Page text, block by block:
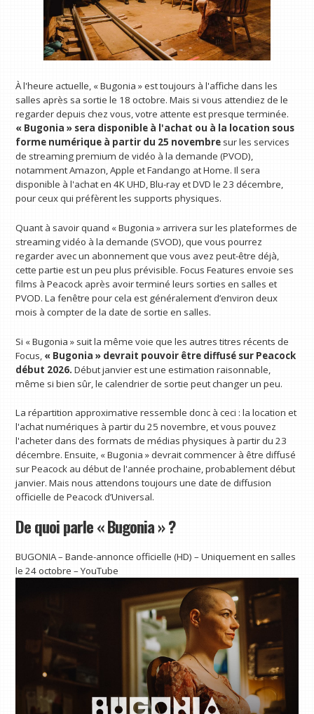
À l'heure actuelle, « Bugonia » est toujours à l'affiche dans les
salles après sa sortie le 18 octobre. Mais si vous attendiez de le
regarder depuis chez vous, votre attente est presque terminée.
« Bugonia » sera disponible à l'achat ou à la location sous
forme numérique à partir du 25 novembre sur les services
de streaming premium de vidéo à la demande (PVOD),
notamment Amazon, Apple et Fandango at Home. Il sera
disponible à l'achat en 4K UHD, Blu-ray et DVD le 23 décembre,
pour ceux qui préfèrent les supports physiques.
Quant à savoir quand « Bugonia » arrivera sur les plateformes de
streaming vidéo à la demande (SVOD), que vous pourrez
regarder avec un abonnement que vous avez peut-être déjà,
cette partie est un peu plus prévisible. Focus Features envoie ses
films à Peacock après avoir terminé leurs sorties en salles et
PVOD. La fenêtre pour cela est généralement d’environ deux
mois à compter de la date de sortie en salles.
Si « Bugonia » suit la même voie que les autres titres récents de
Focus, « Bugonia » devrait pouvoir être diffusé sur Peacock
début 2026. Début janvier est une estimation raisonnable,
même si bien sûr, le calendrier de sortie peut changer un peu.
La répartition approximative ressemble donc à ceci : la location et
l'achat numériques à partir du 25 novembre, et vous pouvez
l'acheter dans des formats de médias physiques à partir du 23
décembre. Ensuite, « Bugonia » devrait commencer à être diffusé
sur Peacock au début de l'année prochaine, probablement début
janvier. Mais nous attendons toujours une date de diffusion
officielle de Peacock d’Universal.
De quoi parle « Bugonia » ?
BUGONIA – Bande-annonce officielle (HD) – Uniquement en salles
le 24 octobre – YouTube